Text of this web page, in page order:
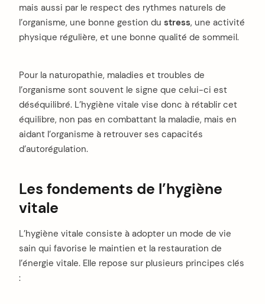
mais aussi par le respect des rythmes naturels de
l’organisme, une bonne gestion du stress, une activité
physique régulière, et une bonne qualité de sommeil.
Pour la naturopathie, maladies et troubles de
l’organisme sont souvent le signe que celui-ci est
déséquilibré. L’hygiène vitale vise donc à rétablir cet
équilibre, non pas en combattant la maladie, mais en
aidant l’organisme à retrouver ses capacités
d’autorégulation.
Les fondements de l’hygiène
vitale
L’hygiène vitale consiste à adopter un mode de vie
sain qui favorise le maintien et la restauration de
l’énergie vitale. Elle repose sur plusieurs principes clés
: